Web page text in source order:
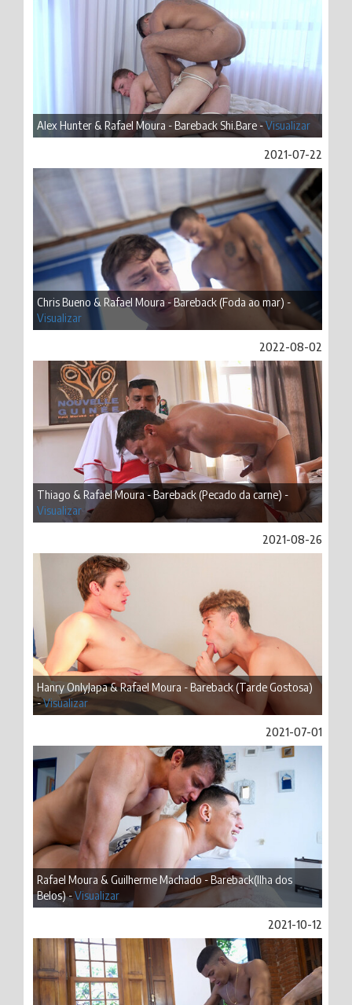
Alex Hunter & Rafael Moura - Bareback Shi.Bare -Visualizar
2021-07-22
Chris Bueno & Rafael Moura - Bareback (Foda ao mar) -
Visualizar
2022-08-02
Thiago & Rafael Moura - Bareback (Pecado da carne) -
Visualizar
2021-08-26
Hanry OnlyJapa & Rafael Moura - Bareback (Tarde Gostosa)
-Visualizar
2021-07-01
Rafael Moura & Guilherme Machado - Bareback(Ilha dos
Belos) -Visualizar
2021-10-12